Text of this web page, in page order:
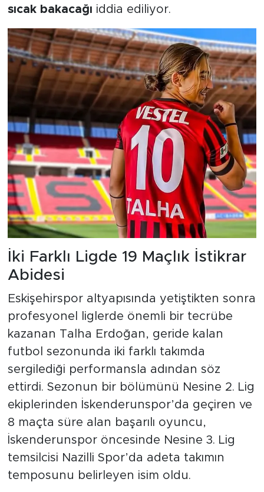
sıcak bakacağı iddia ediliyor.
İki Farklı Ligde 19 Maçlık İstikrar
Abidesi
Eskişehirspor altyapısında yetiştikten sonra
profesyonel liglerde önemli bir tecrübe
kazanan Talha Erdoğan, geride kalan
futbol sezonunda iki farklı takımda
sergilediği performansla adından söz
ettirdi. Sezonun bir bölümünü Nesine 2. Lig
ekiplerinden İskenderunspor’da geçiren ve
8 maçta süre alan başarılı oyuncu,
İskenderunspor öncesinde Nesine 3. Lig
temsilcisi Nazilli Spor’da adeta takımın
temposunu belirleyen isim oldu.